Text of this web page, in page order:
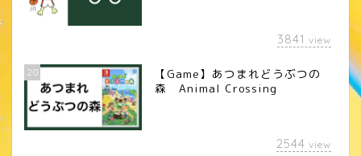
3841 view
20
【Game】あつまれどうぶつの
森 Animal Crossing
2544 view